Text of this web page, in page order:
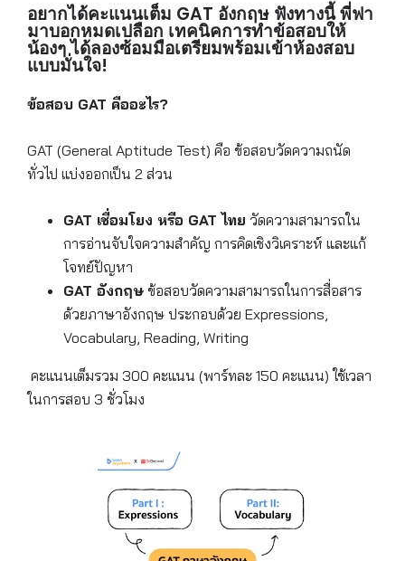
อยากได้คะแนนเต็ม GAT อังกฤษ ฟังทางนี้ พี่ฟา
มาบอกหมดเปลือก เทคนิคการทำข้อสอบให้
น้องๆ ได้ลองซ้อมมือเตรียมพร้อมเข้าห้องสอบ
แบบมั่นใจ!
ข้อสอบ GAT คืออะไร?
GAT (General Aptitude Test) คือ ข้อสอบวัดความถนัด
ทั่วไป แบ่งออกเป็น 2 ส่วน
GAT เชื่อมโยง หรือ GAT ไทย วัดความสามารถใน
การอ่านจับใจความสำคัญ การคิดเชิงวิเคราะห์ และแก้
โจทย์ปัญหา
GAT อังกฤษ ข้อสอบวัดความสามารถในการสื่อสาร
ด้วยภาษาอังกฤษ ประกอบด้วย Expressions,
Vocabulary, Reading, Writing
คะแนนเต็มรวม 300 คะแนน (พาร์ทละ 150 คะแนน) ใช้เวลา
ในการสอบ 3 ชั่วโมง